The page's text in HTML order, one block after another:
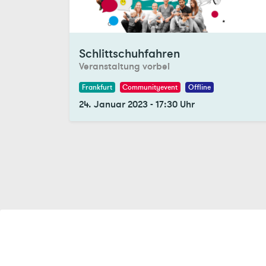
Schlittschuhfahren
Veranstaltung vorbei
Frankfurt Communityevent Offline
24. Januar 2023-17:30 Uhr